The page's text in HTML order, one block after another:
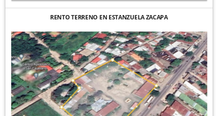
RENTO TERRENO EN ESTANZUELA ZACAPA